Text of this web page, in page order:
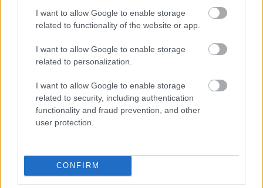
I want to allow Google to enable storage
related to functionality of the website or app.
I want to allow Google to enable storage
related to personalization.
I want to allow Google to enable storage
related to security, including authentication
functionality and fraud prevention, and other
user protection.
CONFIRM
Δομή πωλήσεων που επιδρά στην μείωση του
Ειδικά έξοδα πελατών-μεταφορικά-διαφήμιση-
τιμολογιακή υποστήριξη.
Κόστος τμήματος πωλήσεων και μέτρηση απόδοσης
πωλητών.
Δείκτες απόδοσης κατά πελάτη. Μέτρηση
κερδοφορίας πελατών.
Πιστωτική πολιτική και χρηματοοικονομικό
αποτέλεσμα.
Προσδιορισμός των ζημιογόνων προϊόντων και